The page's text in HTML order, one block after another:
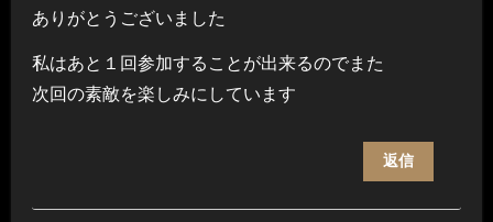
ありがとうございました
私はあと１回参加することが出来るのでまた
次回の素敵を楽しみにしています
返信